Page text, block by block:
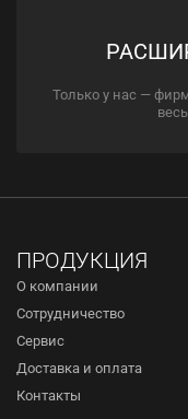
Только у нас —
ПРОДУКЦИЯ
О компании
Сотрудничество
Сервис
Доставка и оплата
Контакты